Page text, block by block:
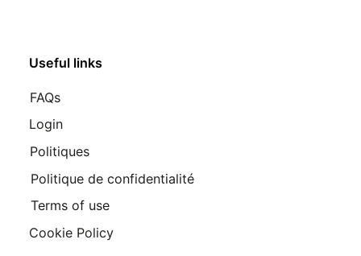
Useful links
FAQs
Login
Politiques
Politique de confidentialité
Terms of use
Cookie Policy